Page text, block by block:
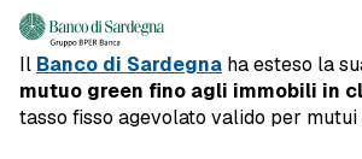
Il Banco di Sardegna ha esteso la
mutuo green fino agli immobili in
tasso fisso agevolato valido per